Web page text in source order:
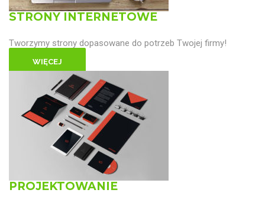
STRONY INTERNETOWE
Tworzymy strony dopasowane do potrzeb Twojej firmy!
WIĘCEJ
PROJEKTOWANIE